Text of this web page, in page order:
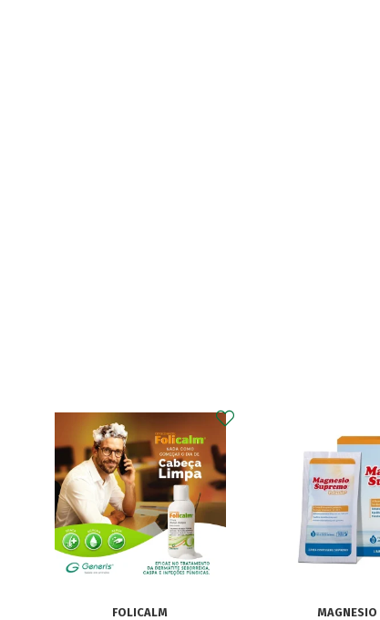
MAGNESIO SUPREMO